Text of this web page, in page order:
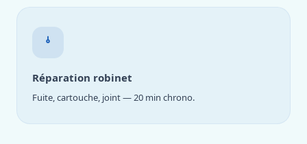
Réparation robinet
Fuite, cartouche, joint — 20 min chrono.